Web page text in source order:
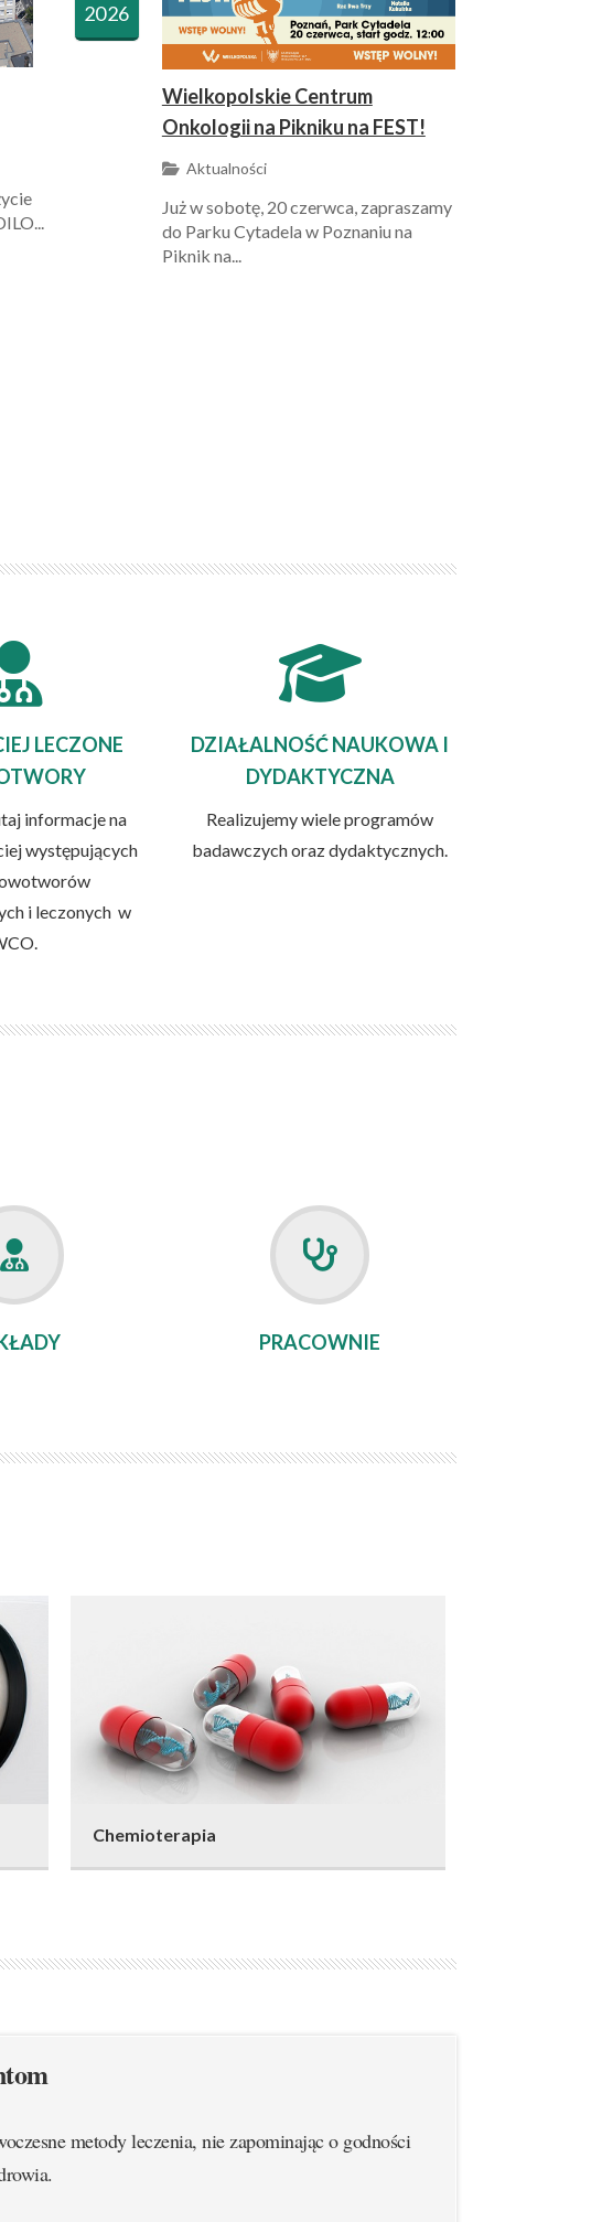
2026
Wielkopolskie Centrum
Onkologii na Pikniku na FEST!
Aktualności
Już w sobotę, 20 czerwca, zapraszamy
do Parku Cytadela w Poznaniu na
Piknik na...
LECZONE
informacje na
występujących
i leczonych w
DZIAŁALNOŚĆ NAUKOWA I
DYDAKTYCZNA
Realizujemy wiele programów
badawczych oraz dydaktycznych.
PRACOWNIE
Chemioterapia
metody leczenia, nie zapominając o godności